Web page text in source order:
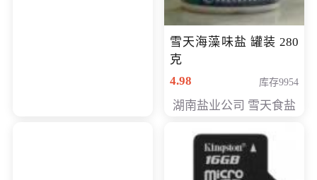
雪天海藻味盐 罐装 280
克
4.98
库存9954
湖南盐业公司 雪天食盐